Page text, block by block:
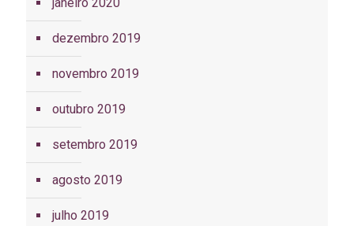
dezembro 2019
novembro 2019
outubro 2019
setembro 2019
agosto 2019
julho 2019